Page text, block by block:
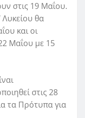
στις 19 Μαΐου.
Λυκείου θα
και οι
Μαΐου με 15
στις 28
τα Πρότυπα για